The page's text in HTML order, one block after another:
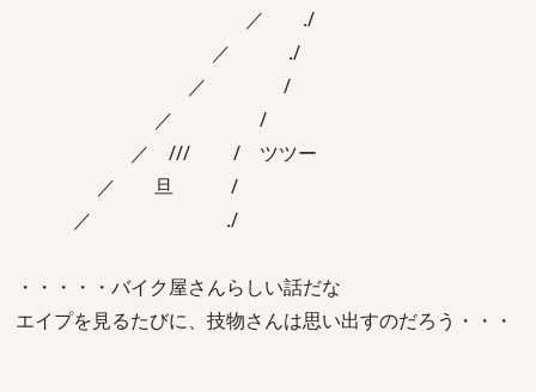
／ ./
／ ./
／ /
／ /
／ /// / ツツー
／ 旦 /
／ ./
・・・・・バイク屋さんらしい話だな
エイプを見るたびに、技物さんは思い出すのだろう・・・